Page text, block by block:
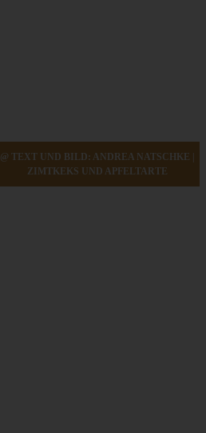
@ TEXT UND BILD: ANDREA NATSCHKE |
ZIMTKEKS UND APFELTARTE